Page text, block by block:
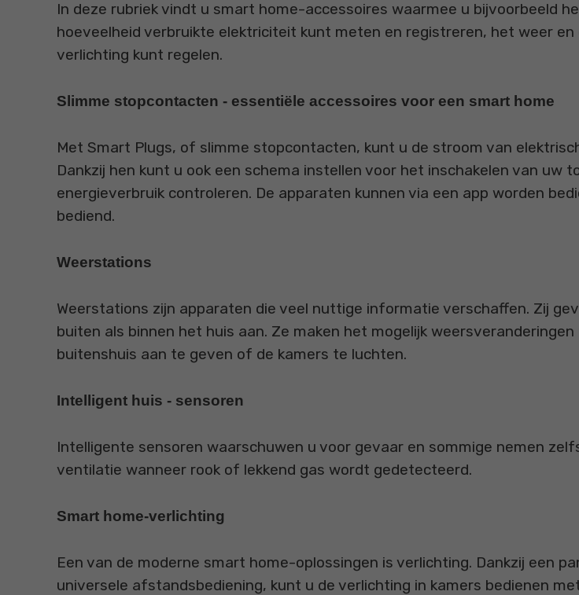
In deze rubriek vindt u smart home-accessoires waarmee u bijvoorbeeld
hoeveelheid verbruikte elektriciteit kunt meten en registreren, het weer
verlichting kunt regelen.
Slimme stopcontacten - essentiële accessoires voor een smart home
Met Smart Plugs, of slimme stopcontacten, kunt u de stroom van
Dankzij hen kunt u ook een schema instellen voor het inschakelen van uw
energieverbruik controleren. De apparaten kunnen via een app worden
bediend.
Weerstations
Weerstations zijn apparaten die veel nuttige informatie verschaffen. Zij
buiten als binnen het huis aan. Ze maken het mogelijk
buitenshuis aan te geven of de kamers te luchten.
Intelligent huis - sensoren
Intelligente sensoren waarschuwen u voor gevaar en sommige nemen
ventilatie wanneer rook of lekkend gas wordt gedetecteerd.
Smart home-verlichting
Een van de moderne smart home-oplossingen is verlichting. Dankzij een
universele afstandsbediening, kunt u de verlichting in kamers bedienen